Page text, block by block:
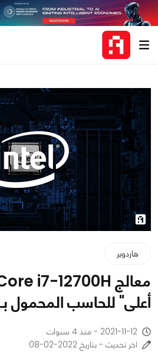
هاردوير
أعلى" للحاسب المحمول بـ14 نواة
2021-11-12 - منذ 4 سنوات
اخر تحديث - بتاريخ 2022-02-08